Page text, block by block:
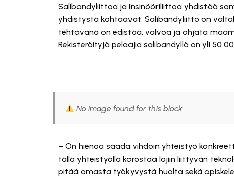
Salibandyliittoa ja Insinööriliittoa yhdistää
yhdistystä kohtaavat. Salibandyliitto on
tehtävänä on edistää, valvoa ja ohjata
Rekisteröityjä pelaajia salibandyllä on yli 50
No image found for this block
– On hienoa saada vihdoin yhteistyö
tällä yhteistyöllä korostaa lajiin liittyvän
pitää omasta työkyvystä huolta sekä